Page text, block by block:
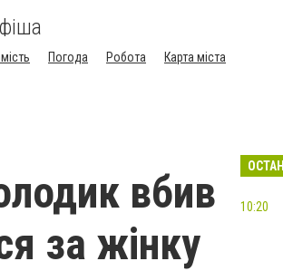
Погода Робота
Карта міста
вбив
за жінку
10:20